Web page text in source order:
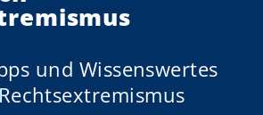
und Wissenswertes